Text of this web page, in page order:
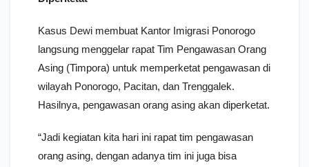
Kasus Dewi membuat Kantor Imigrasi Ponorogo
langsung menggelar rapat Tim Pengawasan Orang
Asing (Timpora) untuk memperketat pengawasan di
wilayah Ponorogo, Pacitan, dan Trenggalek.
Hasilnya, pengawasan orang asing akan diperketat.
“Jadi kegiatan kita hari ini rapat tim pengawasan
orang asing, dengan adanya tim ini juga bisa